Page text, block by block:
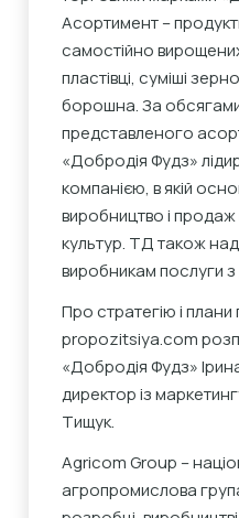
Асортимент –
самостійно
пластівці, суміші
борошна. За обсягами
представленого
«Добродія Фудз»
компанією, в якій
виробництво і продаж
культур. ТД також
виробникам послуги з
Про стратегію і плани
propozitsiya.com
«Добродія Фудз»
директор із
Тищук.
Agricom Group –
агропромислова